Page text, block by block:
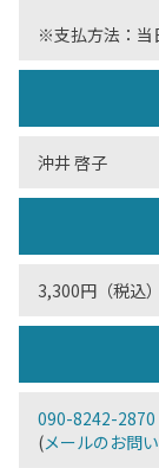
※支払方法：当
沖井 啓子
3,300円（税込）
090-8242-2870
(メールのお問